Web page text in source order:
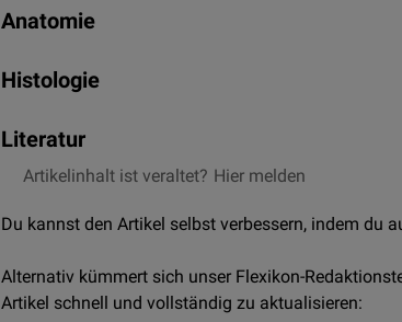
Anatomie
Histologie
Drüse dar. Bei den übrigen
Literatur
Salomon, Franz-Viktor, Hans Geyer, and Uwe
Artikelinhalt ist veraltet? Hier melden
Du kannst den Artikel selbst verbessern, indem du
Alternativ kümmert sich unser Flexikon-
Artikel schnell und vollständig zu aktualisieren: